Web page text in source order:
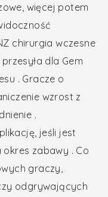
więcej potem
chirurgia wczesne
dla Gem
. Gracze o
wzrost z
.
jeśli jest
zabawy . Co
graczy,
odgrywających